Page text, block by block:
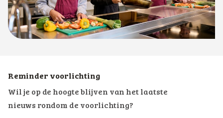
Reminder voorlichting
Wil je op de hoogte blijven van het laatste
nieuws rondom de voorlichting?